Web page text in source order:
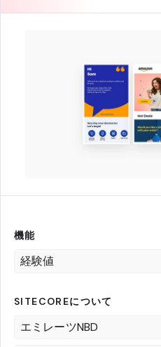
機能
経験値
SITECOREについて
エミレーツNBD